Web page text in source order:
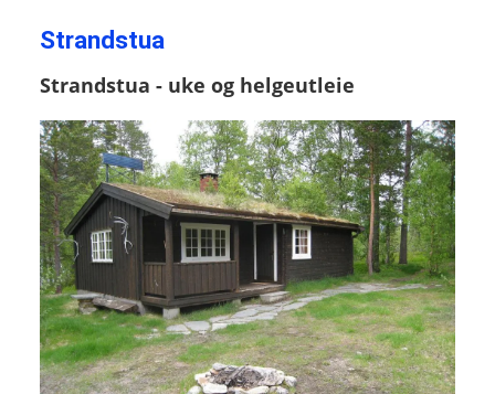
Strandstua
Strandstua - uke og helgeutleie